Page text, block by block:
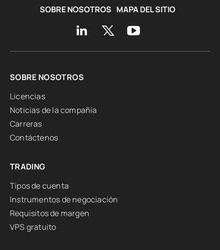
SOBRE NOSOTROS MAPA DEL SITIO
SOBRE NOSOTROS
Licencias
Noticias de la compañía
Carreras
Contáctenos
TRADING
Tipos de cuenta
Instrumentos de negociación
Requisitos de margen
VPS gratuito